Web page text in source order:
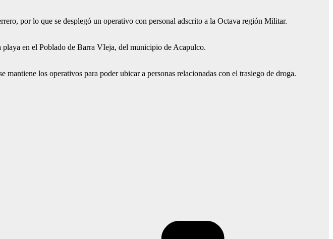
por lo que se desplegó un operativo con personal adscrito a la Octava región Militar.
en el Poblado de Barra VIeja, del municipio de Acapulco.
los operativos para poder ubicar a personas relacionadas con el trasiego de droga.